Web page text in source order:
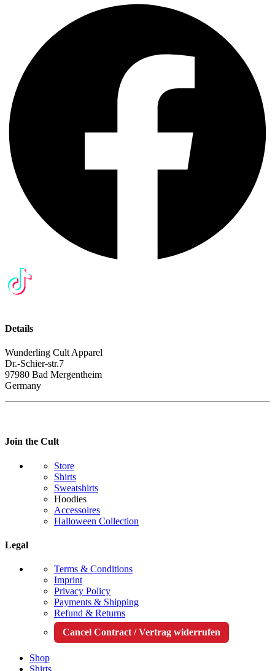
Details
Wunderling Cult Apparel
Dr.-Schier-str.7
97980 Bad Mergentheim
Germany
Join the Cult
Store
Shirts
Sweatshirts
Hoodies
Accessoires
Halloween Collection
Legal
Terms & Conditions
Imprint
Privacy Policy
Payments & Shipping
Refund & Returns
Cancel Contract / Vertrag widerrufen
Shop